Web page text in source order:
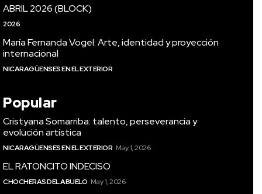
ABRIL 2026 (BLOCK)
2026
María Fernanda Vogel: Arte, identidad y proyección
internacional
NICARAGÜENSES EN EL EXTERIOR
Popular
Cristyana Somarriba: talento, perseverancia y
evolución artística
NICARAGÜENSES EN EL EXTERIOR May 1, 2026
EL RATONCITO INDECISO
CHOCHERAS DEL ABUELO May 1, 2026